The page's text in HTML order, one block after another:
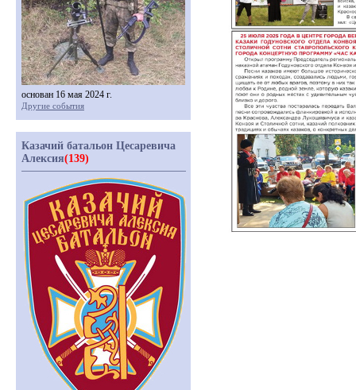
основан 16 мая 2024 г.
Другие события
Казачий батальон Цесаревича
Алексия(139)